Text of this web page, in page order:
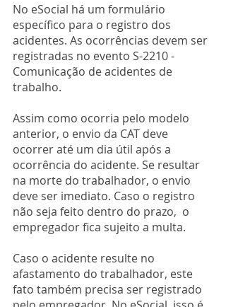
No eSocial há um formulário
específico para o registro dos
acidentes. As ocorrências devem ser
registradas no evento S-2210 -
Comunicação de acidentes de
trabalho.
Assim como ocorria pelo modelo
anterior, o envio da CAT deve
ocorrer até um dia útil após a
ocorrência do acidente. Se resultar
na morte do trabalhador, o envio
deve ser imediato. Caso o registro
não seja feito dentro do prazo,  o
empregador fica sujeito a multa.
Caso o acidente resulte no
afastamento do trabalhador, este
fato também precisa ser registrado